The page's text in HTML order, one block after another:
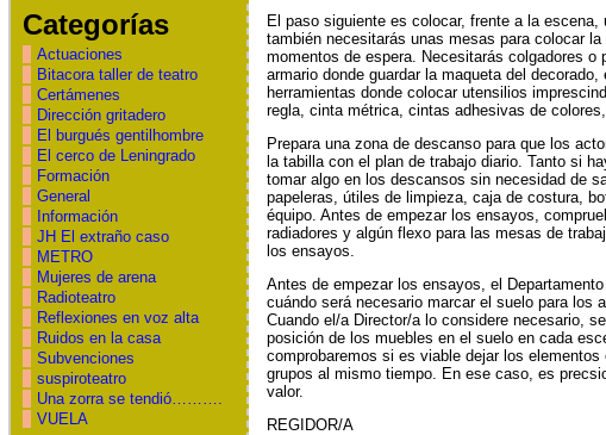
Categorías
Actuaciones
Bitacora taller de teatro
Certámenes
Dirección gritadero
El burgués gentilhombre
El cerco de Leningrado
Formación
General
Información
JH El extraño caso
METRO
Mujeres de arena
Radioteatro
Reflexiones en voz alta
Ruidos en la casa
Subvenciones
suspiroteatro
Una zorra se tendió……….
VUELA
El paso siguiente es colocar, frente a la
también necesitarás unas mesas para colocar
momentos de espera. Necesitarás colgadores
armario donde guardar la maqueta del
herramientas donde colocar utensilios
regla, cinta métrica, cintas adhesivas de
Prepara una zona de descanso para que los
la tabilla con el plan de trabajo diario. Tanto si
tomar algo en los descansos sin necesidad de
papeleras, útiles de limpieza, caja de costura,
équipo. Antes de empezar los ensayos,
radiadores y algún flexo para las mesas de
los ensayos.
Antes de empezar los ensayos, el
cuándo será necesario marcar el suelo para los
Cuando el/a Director/a lo considere necesario,
posición de los muebles en el suelo en cada
comprobaremos si es viable dejar los
grupos al mismo tiempo. En ese caso, es
valor.
REGIDOR/A